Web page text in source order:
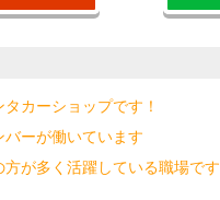
カーショップです！
ーが働いています
が多く活躍している職場です